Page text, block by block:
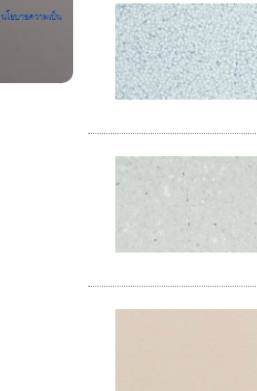
นโยบายความเป็น